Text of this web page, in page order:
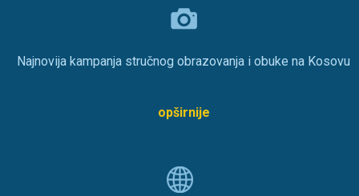
Najnovija kampanja stručnog obrazovanja i obuke na Kosovu
opširnije